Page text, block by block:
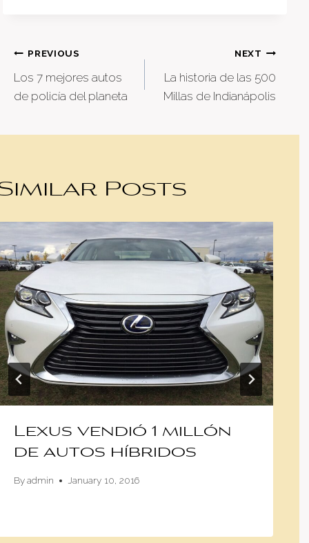
Post
navigation
PREVIOUS
Los 7 mejores autos
de policía del planeta
NEXT
La historia de las 500
Millas de Indianápolis
Posts
Lexus vendió 1 millón
de autos híbridos
Byadmin January 10, 2016